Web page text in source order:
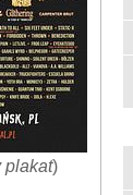
plakat)